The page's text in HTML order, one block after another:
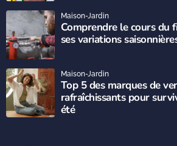
Comprendre le cours du
ses variations
Maison-Jardin
Top 5 des marques de
rafraîchissants pour
été
Maison-Jardin